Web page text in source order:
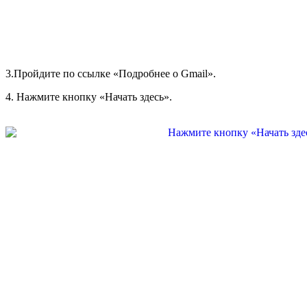
3.Пройдите по ссылке «Подробнее о Gmail».
4. Нажмите кнопку «Начать здесь».